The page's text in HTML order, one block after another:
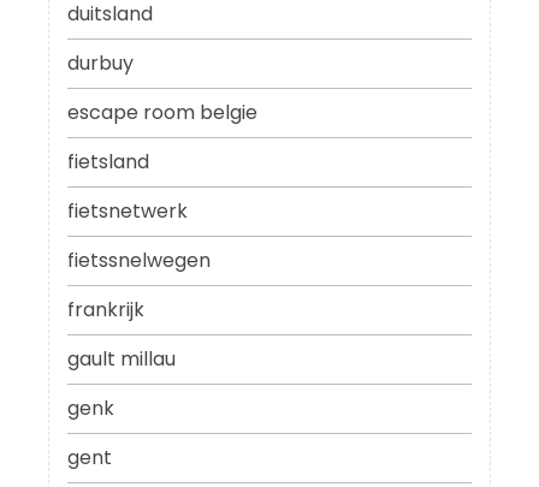
duitsland
durbuy
escape room belgie
fietsland
fietsnetwerk
fietssnelwegen
frankrijk
gault millau
genk
gent